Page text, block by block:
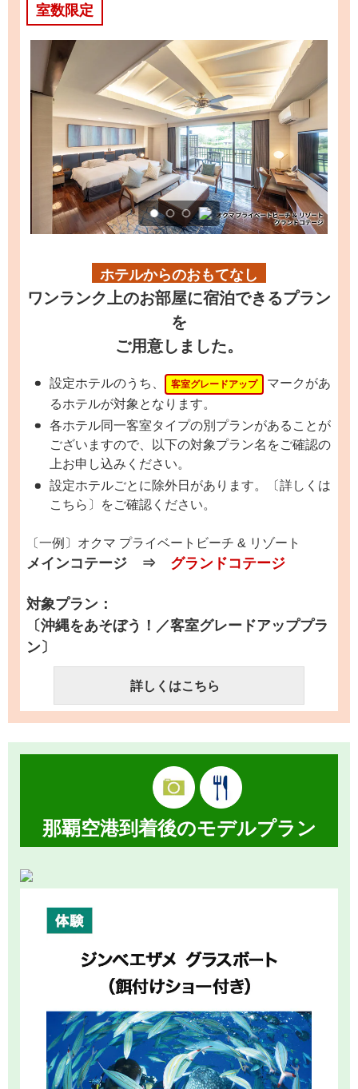
室数限定
ホテルからのおもてなし
ワンランク上のお部屋に宿泊できるプラン
を
ご用意しました。
設定ホテルのうち、 客室グレードアップ
マークがあ
るホテルが対象となります。
各ホテル同一客室タイプの別プランがあることが
ございますので、以下の対象プラン名をご確認の
上お申し込みください。
設定ホテルごとに除外日があります。〔詳しくは
こちら〕をご確認ください。
〔一例〕オクマ プライベートビーチ & リゾート
メインコテージ ⇒ グランドコテージ
対象プラン：
〔沖縄をあそぼう！／客室グレードアッププラ
ン〕
詳しくはこちら
那覇空港到着後のモデルプラン